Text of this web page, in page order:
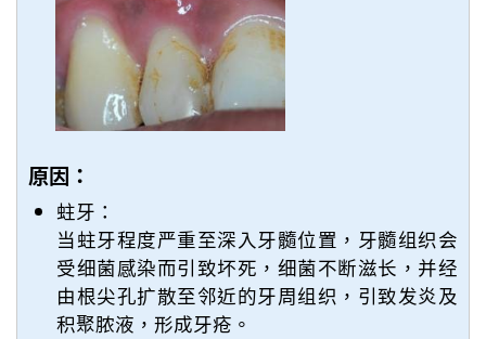
原因：
蛀牙：
当蛀牙程度严重至深入牙髓位置，牙髓组织会
受细菌感染而引致坏死，细菌不断滋长，并经
由根尖孔扩散至邻近的牙周组织，引致发炎及
积聚脓液，形成牙疮。